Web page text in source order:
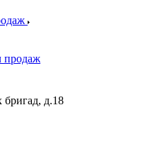
продаж
бригад, д.18